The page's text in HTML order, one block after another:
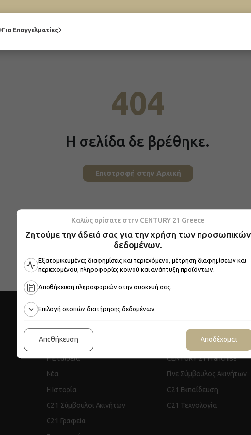
Καλώς ορίσατε στην CENTURY 21 Greece
Ζητούμε την άδειά σας για την χρήση των προσωπικών
δεδομένων.
Εξατομικευμένες διαφημίσεις και περιεχόμενο, μέτρηση διαφημίσεων και
περιεχομένου, πληροφορίες κοινού και ανάπτυξη προϊόντων.
Αποθήκευση πληροφοριών στην συσκευή σας.
Επιλογή σκοπών διατήρησης δεδομένων
Αποθήκευση Αποδέχομαι
Για Επαγγελματίες
404
Η σελίδα δε βρέθηκε.
Επιστροφή στην Αρχική
Η CENTURY 21
Η Εταιρεία
Νέα
Η Ιστορία
C21 Σύμβουλοι Ακινήτων
C21 Γραφεία
Join CENTURY 21
CENTURY 21 Franchise
Γίνε Σύμβουλος Ακινήτων
C21 Εκπαίδευση
C21 Τεχνολογία